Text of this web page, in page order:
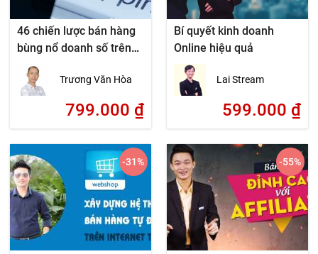
46 chiến lược bán hàng
bùng nổ doanh số trên
internet – dành cho chủ
doanh nghiệpTrương Văn Hòa
799.000 ₫
Bí quyết kinh doanh
Online hiệu quả
Lai Stream
599.000 ₫
-31% -55%